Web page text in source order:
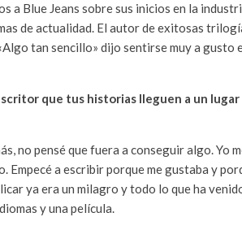
a Blue Jeans sobre sus inicios en la
de actualidad. El autor de exitosas
tan sencillo» dijo sentirse muy a gusto
que tus historias lleguen a un lugar
no pensé que fuera a conseguir algo. Yo
a escribir porque me gustaba y
ya era un milagro y todo lo que ha
y una película.